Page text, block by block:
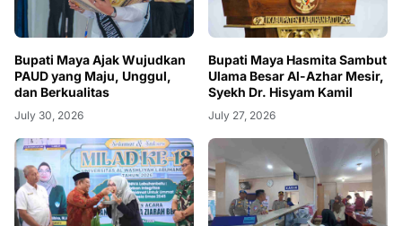
Bupati Maya Ajak Wujudkan
PAUD yang Maju, Unggul,
dan Berkualitas
July 30, 2026
Bupati Maya Hasmita Sambut
Ulama Besar Al-Azhar Mesir,
Syekh Dr. Hisyam Kamil
July 27, 2026